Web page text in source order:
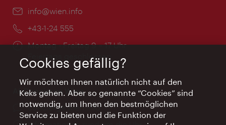
Email:
info@wien.info
Telefon:
+43-1-24 555
Öffnungszeiten:
Montag - Freitag 9 – 17 Uhr
Feiertags geschlossen
AI Concierge Wien
Ort:
concierge.wien.info
Cookies gefällig?
Wir möchten Ihnen natürlich nicht auf den
Keks gehen. Aber so genannte “Cookies” sind
notwendig, um Ihnen den bestmöglichen
Service zu bieten und die Funktion der